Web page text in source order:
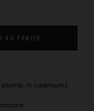
AU PANIER
ni cadmium)